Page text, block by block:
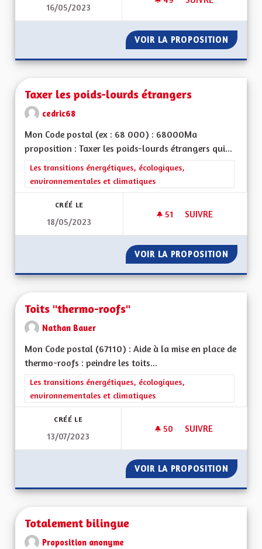
16/05/2023
VOIR LA PROPOSITION TAXE
Taxer les poids-lourds étrangers
cedric68
Mon Code postal (ex : 68 000) : 68000Ma
proposition : Taxer les poids-lourds étrangers qui...
Filtrer les résultats de la catégorie : Les transitions
Les transitions énergétiques, écologiques,
environnementales et climatiques
CRÉÉ LE
18/05/2023
51 51 ABONNÉS
SUIVRE
VOIR LA PROPOSITION TAXER
Toits "thermo-roofs"
Nathan Bauer
Mon Code postal (67110) : Aide à la mise en place de
thermo-roofs : peindre les toits...
Filtrer les résultats de la catégorie : Les transitions
Les transitions énergétiques, écologiques,
environnementales et climatiques
CRÉÉ LE
13/07/2023
50 50 ABONNÉS
SUIVRE
VOIR LA PROPOSITION TOITS
Totalement bilingue
Proposition anonyme